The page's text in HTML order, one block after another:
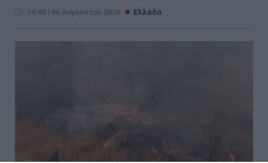
19:48 | 06 Αυγούστου 2026 Ελλάδα